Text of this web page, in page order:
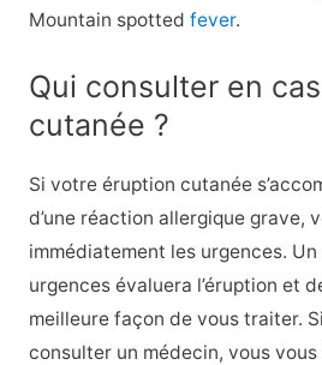
Mountain spotted fever.
Qui consulter en
cutanée ?
Si votre éruption cutanée
d’une réaction allergique grave,
immédiatement les urgences.
urgences évaluera l’éruption et
meilleure façon de vous traiter.
consulter un médecin, vous